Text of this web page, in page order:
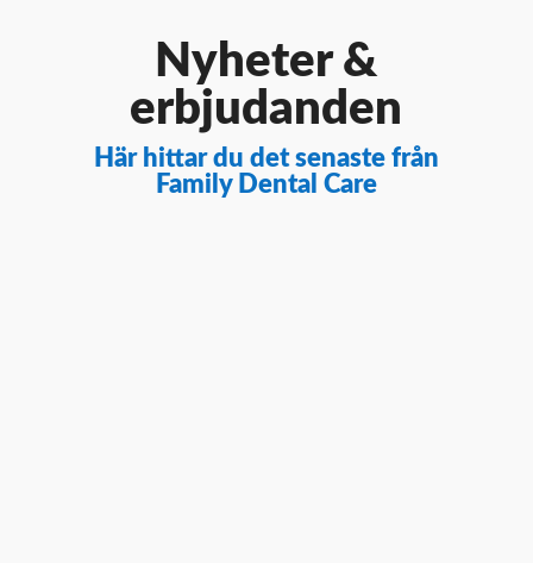
Nyheter &
erbjudanden
Här hittar du det senaste från
Family Dental Care